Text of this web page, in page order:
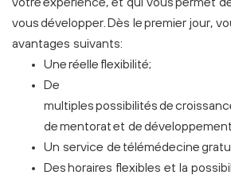
vous développer. Dès le premier jour,
avantages suivants:
Une réelle flexibilité;
De
multiples possibilités de
de mentorat et de
Un service de télémédecine
Des horaires flexibles et la